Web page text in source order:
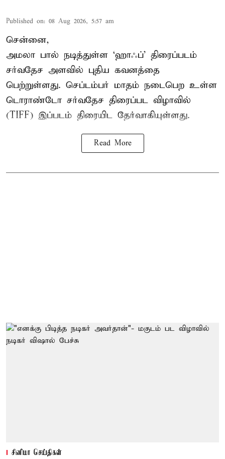
Published on: 08 Aug 2026, 5:57 am
சென்னை,
அமலா பால் நடித்துள்ள ‘ஹாஃப்’ திரைப்படம்
சர்வதேச அளவில் புதிய கவனத்தை
பெற்றுள்ளது. செப்டம்பர் மாதம் நடைபெற உள்ள
டொராண்டோ சர்வதேச திரைப்பட விழாவில்
(TIFF) இப்படம் திரையிட தேர்வாகியுள்ளது.
Read More
சினிமா செய்திகள்